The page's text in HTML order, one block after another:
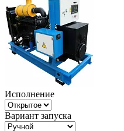
Исполнение
Вариант запуска